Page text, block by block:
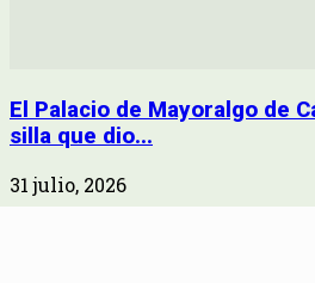
El Palacio de Mayoralgo de
silla que dio...
31 julio, 2026